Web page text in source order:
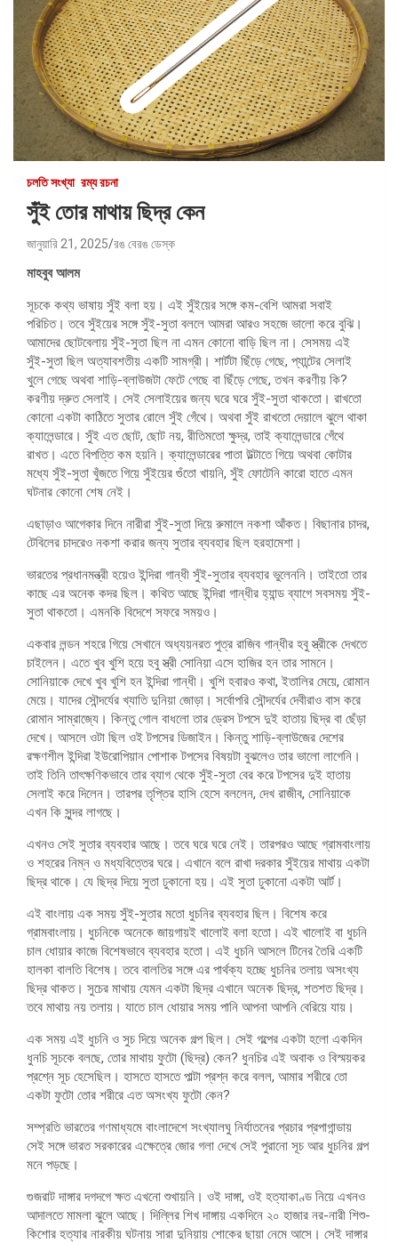
চলতি সংখ্যা রম্য রচনা
সুঁই তোর মাথায় ছিদ্র কেন
জানুয়ারি 21, 2025 রঙ বেরঙ ডেস্ক
মাহবুব আলম
সূচকে কথ্য ভাষায় সুঁই বলা হয়। এই সুঁইয়ের সঙ্গে কম-বেশি আমরা সবাই
পরিচিত। তবে সুঁইয়ের সঙ্গে সুঁই-সুতা বললে আমরা আরও সহজে ভালো করে বুঝি।
আমাদের ছোটবেলায় সুঁই-সুতা ছিল না এমন কোনো বাড়ি ছিল না। সেসময় এই
সুঁই-সুতা ছিল অত্যাবশতীয় একটি সামগ্রী। শার্টটা ছিঁড়ে গেছে, প্যান্টের সেলাই
খুলে গেছে অথবা শাড়ি-ব্লাউজটা ফেটে গেছে বা ছিঁড়ে গেছে, তখন করণীয় কি?
করণীয় দ্রুত সেলাই। সেই সেলাইয়ের জন্য ঘরে ঘরে সুঁই-সুতা থাকতো। রাখতো
কোনো একটা কাঠিতে সুতার রোলে সুঁই গেঁথে। অথবা সুঁই রাখতো দেয়ালে ঝুলে থাকা
ক্যালেন্ডারে। সুঁই এত ছোট, ছোট নয়, রীতিমতো ক্ষুদ্র, তাই ক্যালেন্ডারে গেঁথে
রাখত। এতে বিপত্তি কম হয়নি। ক্যালেন্ডারের পাতা উল্টাতে গিয়ে অথবা কোটার
মধ্যে সুঁই-সুতা খুঁজতে গিয়ে সুঁইয়ের গুঁতো খায়নি, সুঁই ফোটেনি কারো হাতে এমন
ঘটনার কোনো শেষ নেই।
এছাড়াও আগেকার দিনে নারীরা সুঁই-সুতা দিয়ে রুমালে নকশা আঁকত। বিছানার চাদর,
টেবিলের চাদরেও নকশা করার জন্য সুতার ব্যবহার ছিল হরহামেশা।
ভারতের প্রধানমন্ত্রী হয়েও ইন্দিরা গান্ধী সুঁই-সুতার ব্যবহার ভুলেননি। তাইতো তার
কাছে এর অনেক কদর ছিল। কথিত আছে ইন্দিরা গান্ধীর হ্যান্ড ব্যাগে সবসময় সুঁই-
সুতা থাকতো। এমনকি বিদেশে সফরে সময়ও।
একবার লন্ডন শহরে গিয়ে সেখানে অধ্যয়নরত পুত্র রাজিব গান্ধীর হবু স্ত্রীকে দেখতে
চাইলেন। এতে খুব খুশি হয়ে হবু স্ত্রী সোনিয়া এসে হাজির হন তার সামনে।
সোনিয়াকে দেখে খুব খুশি হন ইন্দিরা গান্ধী। খুশি হবারও কথা, ইতালির মেয়ে, রোমান
মেয়ে। যাদের সৌন্দর্যের খ্যাতি দুনিয়া জোড়া। সর্বোপরি সৌন্দর্যের দেবীরাও বাস করে
রোমান সাম্রাজ্যে। কিন্তু গোল বাধলো তার ড্রেস টপসে দুই হাতায় ছিদ্র বা ছেঁড়া
দেখে। আসলে ওটা ছিল ওই টপসের ডিজাইন। কিন্তু শাড়ি-ব্লাউজের দেশের
রক্ষণশীল ইন্দিরা ইউরোপিয়ান পোশাক টপসের বিষয়টা বুঝলেও তার ভালো লাগেনি।
তাই তিনি তাৎক্ষণিকভাবে তার ব্যাগ থেকে সুঁই-সুতা বের করে টপসের দুই হাতায়
সেলাই করে দিলেন। তারপর তৃপ্তির হাসি হেসে বললেন, দেখ রাজীব, সোনিয়াকে
এখন কি সুন্দর লাগছে।
এখনও সেই সুতার ব্যবহার আছে। তবে ঘরে ঘরে নেই। তারপরও আছে গ্রামবাংলায়
ও শহরের নিম্ন ও মধ্যবিত্তের ঘরে। এখানে বলে রাখা দরকার সুঁইয়ের মাথায় একটা
ছিদ্র থাকে। যে ছিদ্র দিয়ে সুতা ঢুকানো হয়। এই সুতা ঢুকানো একটা আর্ট।
এই বাংলায় এক সময় সুঁই-সুতার মতো ধুচনির ব্যবহার ছিল। বিশেষ করে
গ্রামবাংলায়। ধুচনিকে অনেকে জায়গায়ই খালোই বলা হতো। এই খালোই বা ধুচনি
চাল ধোয়ার কাজে বিশেষভাবে ব্যবহার হতো। এই ধুচনি আসলে টিনের তৈরি একটি
হালকা বালতি বিশেষ। তবে বালতির সঙ্গে এর পার্থক্য হচ্ছে ধুচনির তলায় অসংখ্য
ছিদ্র থাকত। সুচের মাথায় যেমন একটা ছিদ্র এখানে অনেক ছিদ্র, শতশত ছিদ্র।
তবে মাথায় নয় তলায়। যাতে চাল ধোয়ার সময় পানি আপনা আপনি বেরিয়ে যায়।
এক সময় এই ধুচনি ও সুচ দিয়ে অনেক গল্প ছিল। সেই গল্পের একটা হলো একদিন
ধুনচি সূচকে বলছে, তোর মাথায় ফুটো (ছিদ্র) কেন? ধুনচির এই অবাক ও বিস্ময়কর
প্রশ্নে সূচ হেসেছিল। হাসতে হাসতে পাল্টা প্রশ্ন করে বলল, আমার শরীরে তো
একটা ফুটো তোর শরীরে এত অসংখ্য ফুটো কেন?
সম্প্রতি ভারতের গণমাধ্যমে বাংলাদেশে সংখ্যালঘু নির্যাতনের প্রচার প্রপাগান্ডায়
সেই সঙ্গে ভারত সরকারের এক্ষেত্রে জোর গলা দেখে সেই পুরানো সূচ আর ধুচনির গল্প
মনে পড়ছে।
গুজরাট দাঙ্গার দগদগে ক্ষত এখনো শুখায়নি। ওই দাঙ্গা, ওই হত্যাকাণ্ড নিয়ে এখনও
আদালতে মামলা ঝুলে আছে। দিল্লির শিখ দাঙ্গায় একদিনে ২০ হাজার নর-নারী শিশু-
কিশোর হত্যার নারকীয় ঘটনায় সারা দুনিয়ায় শোকের ছায়া নেমে আসে। সেই দাঙ্গার